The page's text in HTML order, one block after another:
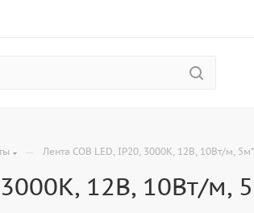
— Лента COB LED, IP20, 3000K, 12В, 10Вт/м,
3000K, 12В, 10Вт/